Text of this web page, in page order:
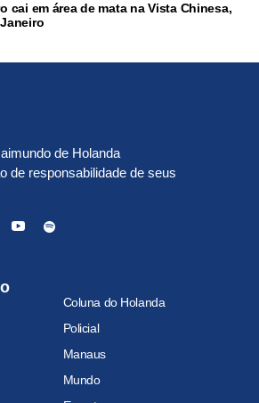
cai em área de mata na Vista Chinesa,
de Holanda
de responsabilidade de seus
Coluna do Holanda
Policial
Manaus
Mundo